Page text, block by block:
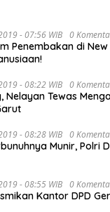
- 07:56 WIB 0
Penembakan di
- 08:22 WIB 0
Nelayan Tewas
- 08:28 WIB 0
Munir, Polri
- 08:55 WIB 0
Kantor DPD